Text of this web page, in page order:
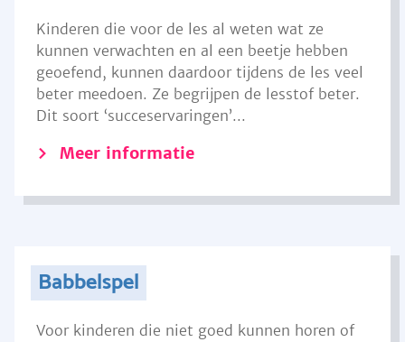
Kinderen die voor de les al weten wat ze
kunnen verwachten en al een beetje hebben
geoefend, kunnen daardoor tijdens de les veel
beter meedoen. Ze begrijpen de lesstof beter.
Dit soort ‘succeservaringen’...
Meer informatie
Babbelspel
Voor kinderen die niet goed kunnen horen of